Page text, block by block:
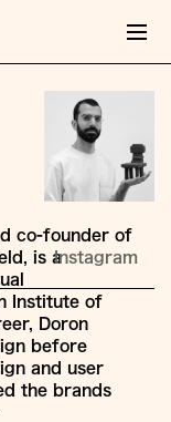
Instagram
co-founder of
is a
Institute of
Doron
before
and user
the brands